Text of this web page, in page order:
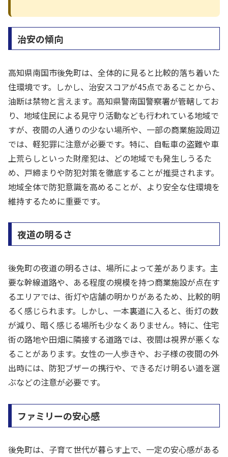
治安の傾向
高知県南国市後免町は、全体的に見ると比較的落ち着いた
住環境です。しかし、治安スコアが45点であることから、
油断は禁物と言えます。高知県警南国警察署が管轄してお
り、地域住民による見守り活動なども行われている地域で
すが、夜間の人通りの少ない場所や、一部の商業施設周辺
では、軽犯罪に注意が必要です。特に、自転車の盗難や車
上荒らしといった財産犯は、どの地域でも発生しうるた
め、戸締まりや防犯対策を徹底することが推奨されます。
地域全体で防犯意識を高めることが、より安全な住環境を
維持するために重要です。
夜道の明るさ
後免町の夜道の明るさは、場所によって差があります。主
要な幹線道路や、ある程度の規模を持つ商業施設が点在す
るエリアでは、街灯や店舗の明かりがあるため、比較的明
るく感じられます。しかし、一本裏道に入ると、街灯の数
が減り、暗く感じる場所も少なくありません。特に、住宅
街の路地や田畑に隣接する道路では、夜間は視界が悪くな
ることがあります。女性の一人歩きや、お子様の夜間の外
出時には、防犯ブザーの携行や、できるだけ明るい道を選
ぶなどの注意が必要です。
ファミリーの安心感
後免町は、子育て世代が暮らす上で、一定の安心感がある